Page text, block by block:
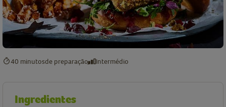
40 minutosde preparação Intermédio
Ingredientes